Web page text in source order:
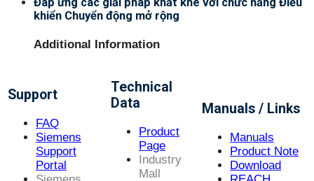
khiển Chuyển động mở rộng
Additional Information
Support
FAQ
Siemens
Support
Portal
Technical
Data
Product
Page
Industry
Mall
Manuals / Links
Manuals
Product Note
Download